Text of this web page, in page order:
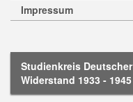
Impressum
Studienkreis Deutscher
Widerstand 1933 - 1945